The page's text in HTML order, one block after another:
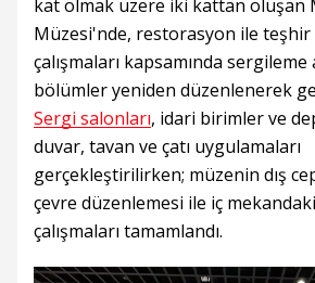
kat olmak üzere iki kattan oluşan
Müzesi'nde, restorasyon ile teşhir
çalışmaları kapsamında
bölümler yeniden düzenlenerek
Sergi salonları, idari birimler ve
duvar, tavan ve çatı uygulamaları
gerçekleştirilirken; müzenin dış
çevre düzenlemesi ile iç
çalışmaları tamamlandı.